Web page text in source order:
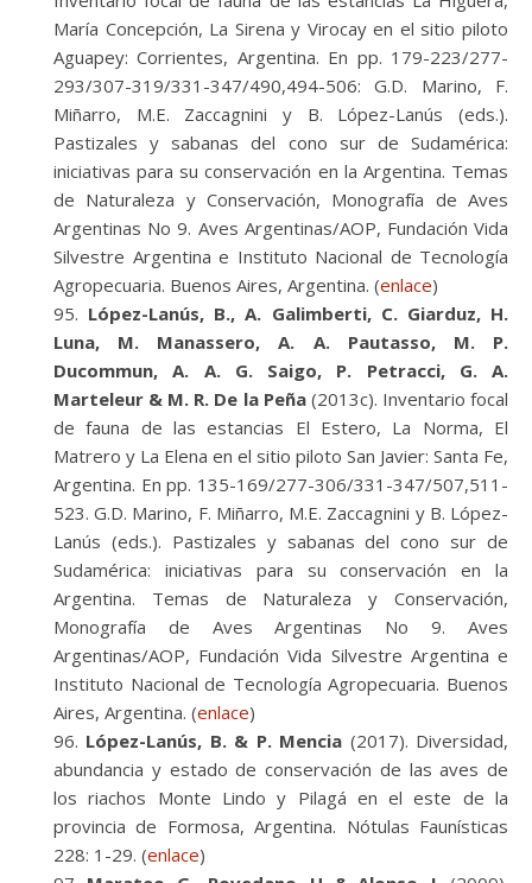
María Concepción, La Sirena y Virocay en el sitio piloto
Aguapey: Corrientes, Argentina. En pp. 179-223/277-
293/307-319/331-347/490,494-506: G.D. Marino, F.
Miñarro, M.E. Zaccagnini y B. López-Lanús (eds.).
Pastizales y sabanas del cono sur de Sudamérica:
iniciativas para su conservación en la Argentina. Temas
de Naturaleza y Conservación, Monografía de Aves
Argentinas No 9. Aves Argentinas/AOP, Fundación Vida
Silvestre Argentina e Instituto Nacional de Tecnología
Agropecuaria. Buenos Aires, Argentina. (enlace)
López-Lanús, B., A. Galimberti, C. Giarduz, H.
Luna, M. Manassero, A. A. Pautasso, M. P.
Ducommun, A. A. G. Saigo, P. Petracci, G. A.
Marteleur & M. R. De la Peña(2013c). Inventario focal
de fauna de las estancias El Estero, La Norma, El
Matrero y La Elena en el sitio piloto San Javier: Santa Fe,
Argentina. En pp. 135-169/277-306/331-347/507,511-
523. G.D. Marino, F. Miñarro, M.E. Zaccagnini y B. López-
Lanús (eds.). Pastizales y sabanas del cono sur de
Sudamérica: iniciativas para su conservación en la
Argentina. Temas de Naturaleza y Conservación,
Monografía de Aves Argentinas No 9. Aves
Argentinas/AOP, Fundación Vida Silvestre Argentina e
Instituto Nacional de Tecnología Agropecuaria. Buenos
Aires, Argentina. (enlace)
López-Lanús, B. & P. Mencia (2017). Diversidad,
abundancia y estado de conservación de las aves de
los riachos Monte Lindo y Pilagá en el este de la
provincia de Formosa, Argentina. Nótulas Faunísticas
228: 1-29. (enlace)